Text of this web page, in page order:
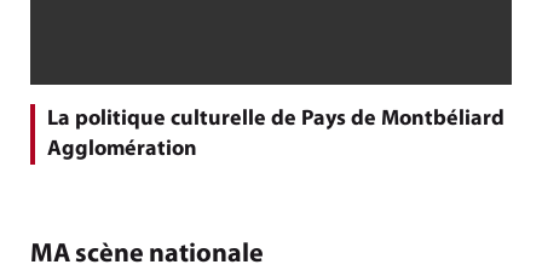
La politique culturelle de Pays de Montbéliard
Agglomération
MA scène nationale